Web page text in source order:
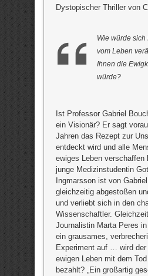
Dystopischer Thriller von
Wie würde
vom Leben
Ihnen die
würde?
Ist Professor Gabriel
ein Visionär? Er sagt
Jahren das Rezept zur
entdeckt wird und alle
ewiges Leben verschaffen
junge Medizinstudentin
Ingmarsson ist von
gleichzeitig abgestoßen
und verliebt sich in den
Wissenschaftler.
Journalistin Marta Peres
ein grausames,
Experiment auf … wird der
ewigen Leben mit dem
bezahlt? „Ein großartig